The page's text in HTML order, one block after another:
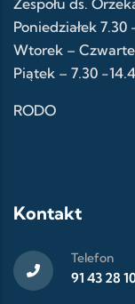
Zespołu ds.
Poniedziałek 7.30
Wtorek –
Piątek – 7.30 -
RODO
Kontakt
Telefon
91 43 28